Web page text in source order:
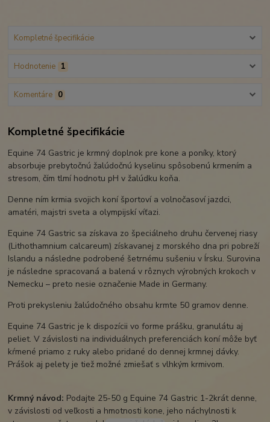
Kompletné špecifikácie
Hodnotenie 1
Komentáre 0
Kompletné špecifikácie
Equine 74 Gastric je krmný doplnok pre kone a poníky, ktorý
absorbuje prebytočnú žalúdočnú kyselinu spôsobenú krmením a
stresom, čím tlmí hodnotu pH v žalúdku koňa.
Denne ním krmia svojich koní športoví a volnočasoví jazdci,
amatéri, majstri sveta a olympijskí víťazi.
Equine 74 Gastric sa získava zo špeciálneho druhu červenej riasy
(Lithothamnium calcareum) získavanej z morského dna pri pobreží
Islandu a následne podrobené šetrnému sušeniu v Írsku. Surovina
je následne spracovaná a balená v rôznych výrobných krokoch v
Nemecku – preto nesie označenie Made in Germany.
Proti prekysleniu žalúdočného obsahu krmte 50 gramov denne.
Equine 74 Gastric je k dispozícii vo forme prášku, granulátu aj
peliet. V závislosti na individuálnych preferenciách koní môže byť
kŕmené priamo z ruky alebo pridané do dennej krmnej dávky.
Prášok aj pelety je tiež možné zmiešať s vlhkým krmivom.
Krmný návod: Podajte 25-50 g Equine 74 Gastric 1-2krát denne,
v závislosti od veľkosti a hmotnosti kone, jeho náchylnosti k